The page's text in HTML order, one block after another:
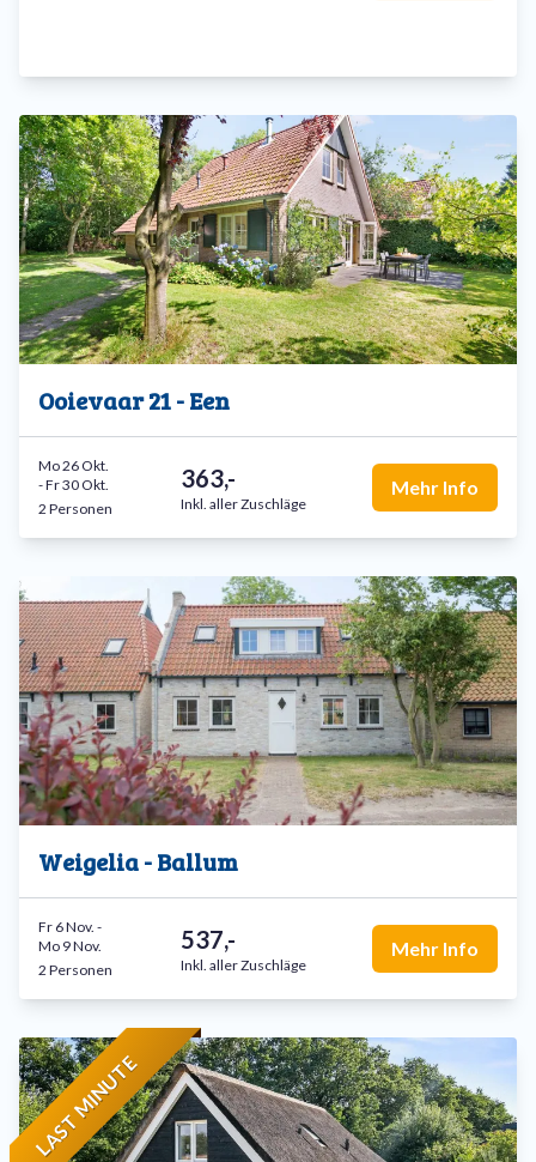
Sehen Sie sich unten die Ferienhäuser an und buchen Sie
Ihre Lieblingsunterkunft!
Ooievaar 21 - Een
363,-
Inkl. aller Zuschläge
Mo 26 Okt.
-Fr 30 Okt.
2 Personen
Mehr Info
Weigelia - Ballum
537,-
Inkl. aller Zuschläge
Fr 6 Nov. -
Mo 9 Nov.
2 Personen
Mehr Info
LAST MINUTE